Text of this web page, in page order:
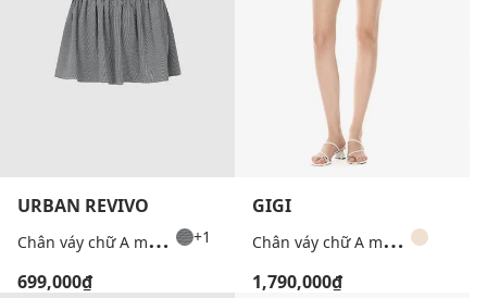
URBAN REVIVO
C
hân váy chữ A mini kẻ caro phối bèo +1
699,000₫
GIGI
C
hân váy chữ A mini viền tua rua
1,790,000₫